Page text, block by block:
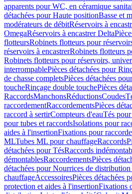
apparents pour WC, en céramique
détachées pour Haute positionBasse et
modérateurs de débitRéservoirs à
OmegaRéservoirs à encastrer Delta
flotteursRobinets flotteurs pour
réservoirs à encastrerRobinets flotteurs
Robinets flotteurs pour réservoirs,
interrompablePièces détachées pour
de chasse completsPièces détachées
toucheRinçage double touchePièces
RaccordsManchonsRéductionsCoudes
raccordementRaccordementsPièces
raccord à sertirCompteurs d'eauTés
pour tubes et raccordsIsolations pour
aides à l'insertionFixations pour
MLTubes ML pour chauffageRaccords
détachées pour TésRaccords
démontablesRaccordementsPièces
détachées pour Nourrices de
chauffageAccessoiresPièces détachées
protection et aides à l'insertionFixations